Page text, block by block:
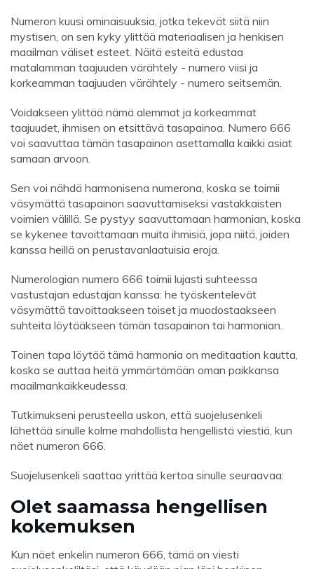
Numeron kuusi ominaisuuksia, jotka tekevät siitä niin
mystisen, on sen kyky ylittää materiaalisen ja henkisen
maailman väliset esteet. Näitä esteitä edustaa
matalamman taajuuden värähtely - numero viisi ja
korkeamman taajuuden värähtely - numero seitsemän.
Voidakseen ylittää nämä alemmat ja korkeammat
taajuudet, ihmisen on etsittävä tasapainoa. Numero 666
voi saavuttaa tämän tasapainon asettamalla kaikki asiat
samaan arvoon.
Sen voi nähdä harmonisena numerona, koska se toimii
väsymättä tasapainon saavuttamiseksi vastakkaisten
voimien välillä. Se pystyy saavuttamaan harmonian, koska
se kykenee tavoittamaan muita ihmisiä, jopa niitä, joiden
kanssa heillä on perustavanlaatuisia eroja.
Numerologian numero 666 toimii lujasti suhteessa
vastustajan edustajan kanssa: he työskentelevät
väsymättä tavoittaakseen toiset ja muodostaakseen
suhteita löytääkseen tämän tasapainon tai harmonian.
Toinen tapa löytää tämä harmonia on meditaation kautta,
koska se auttaa heitä ymmärtämään oman paikkansa
maailmankaikkeudessa.
Tutkimukseni perusteella uskon, että suojelusenkeli
lähettää sinulle kolme mahdollista hengellistä viestiä, kun
näet numeron 666.
Suojelusenkeli saattaa yrittää kertoa sinulle seuraavaa:
Olet saamassa hengellisen
kokemuksen
Kun näet enkelin numeron 666, tämä on viesti